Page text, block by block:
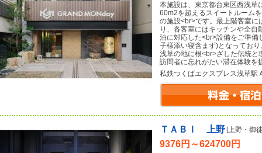
本施設は、東京都台東区西浅草
60m2を超えるスイートルーム
の施設<br>です。最上階客室に
り、各客室にはキッチンや全
泊に対応した<br>設備をご準
子様添い寝含まず)となってお
浅草の地に根<br>ざした伝統と
訪問者に忘れがたい滞在体験を
私鉄つくばエクスプレス浅草
ＴＡＢＩ 上野 [上野・御
9376円～624700円